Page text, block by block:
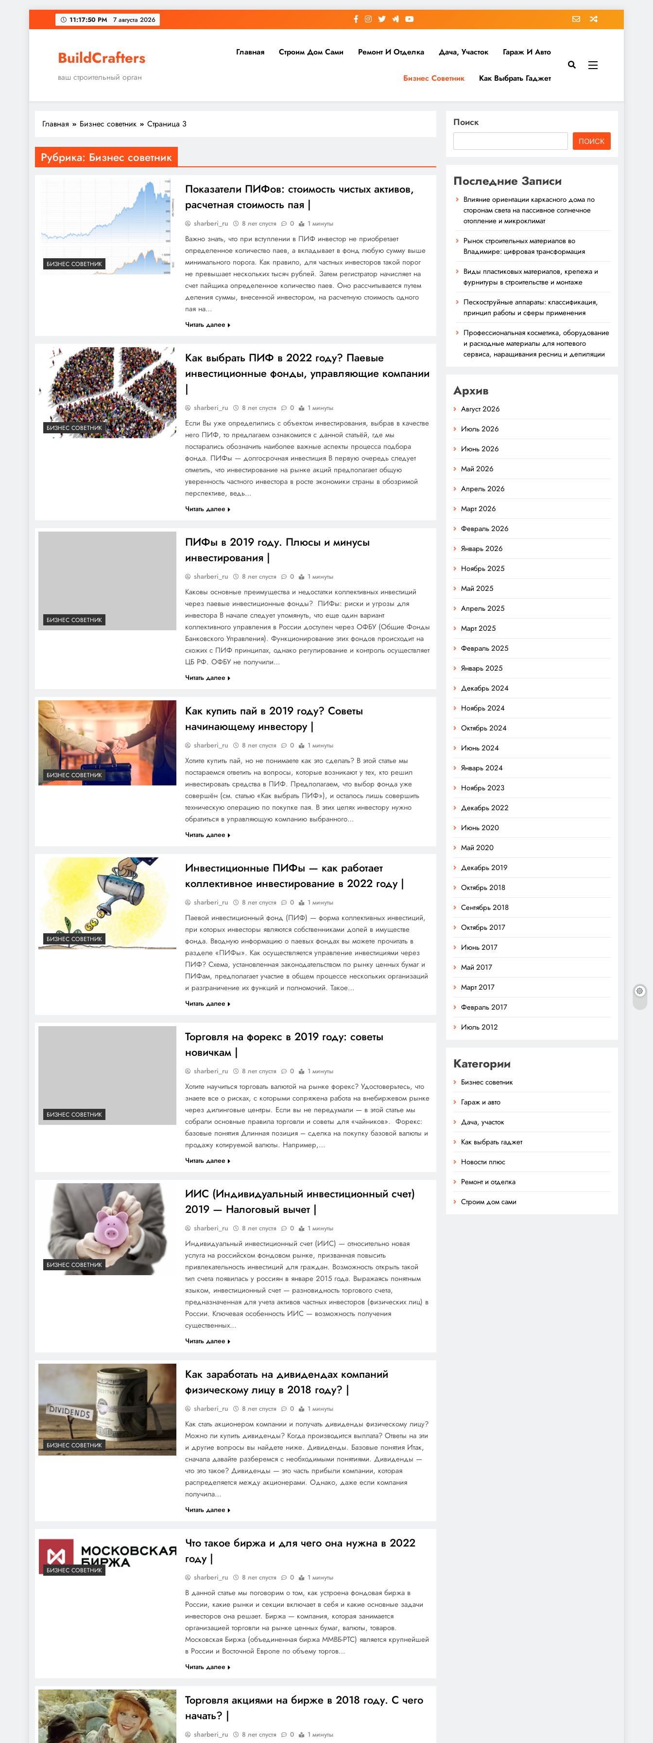
Перейти
к
11:17:51 PM 7 августа 2026
BuildCrafters
ваш строительный орган
Главная Строим Дом Сами Ремонт И Отделка Дача, Участок Гараж И Авто
Бизнес Советник Как Выбрать Гаджет
Главная Бизнес советник Страница 3
Рубрика: Бизнес советник
БИЗНЕС СОВЕТНИК
Показатели ПИФов: стоимость чистых активов,
расчетная стоимость пая |
sharberi_ru 8 лет спустя 0 1 минуты
Важно знать, что при вступлении в ПИФ инвестор не приобретает
определенное количество паев, а вкладывает в фонд любую сумму выше
минимального порога. Как правило, для частных инвесторов такой порог
не превышает нескольких тысяч рублей. Затем регистратор начисляет на
счет пайщика определенное количество паев. Оно рассчитывается путем
деления суммы, внесенной инвестором, на расчетную стоимость одного
пая на…
Читать далее
БИЗНЕС СОВЕТНИК
Как выбрать ПИФ в 2022 году? Паевые
инвестиционные фонды, управляющие компании
|
sharberi_ru 8 лет спустя 0 1 минуты
Если Вы уже определились с объектом инвестирования, выбрав в качестве
него ПИФ, то предлагаем ознакомится с данной статьёй, где мы
постарались обозначить наиболее важные аспекты процесса подбора
фонда. ПИФы — долгосрочная инвестиция В первую очередь следует
отметить, что инвестирование на рынке акций предполагает общую
уверенность частного инвестора в росте экономики страны в обозримой
перспективе, ведь…
Читать далее
БИЗНЕС СОВЕТНИК
ПИФы в 2019 году. Плюсы и минусы
инвестирования |
sharberi_ru 8 лет спустя 0 1 минуты
Каковы основные преимущества и недостатки коллективных инвестиций
через паевые инвестиционные фонды? ПИФы: риски и угрозы для
инвестора В начале следует упомянуть, что еще один вариант
коллективного управления в России доступен через ОФБУ (Общие Фонды
Банковского Управления). Функционирование этих фондов происходит на
схожих с ПИФ принципах, однако регулирование и контроль осуществляет
ЦБ РФ. ОФБУ не получили…
Читать далее
БИЗНЕС СОВЕТНИК
Как купить пай в 2019 году? Советы
начинающему инвестору |
sharberi_ru 8 лет спустя 0 1 минуты
Хотите купить пай, но не понимаете как это сделать? В этой статье мы
постараемся ответить на вопросы, которые возникают у тех, кто решил
инвестировать средства в ПИФ. Предполагаем, что выбор фонда уже
совершён (см. статью «Как выбрать ПИФ»), и осталось лишь совершить
техническую операцию по покупке пая. В этих целях инвестору нужно
обратиться в управляющую компанию выбранного…
Читать далее
БИЗНЕС СОВЕТНИК
Инвестиционные ПИФы — как работает
коллективное инвестирование в 2022 году |
sharberi_ru 8 лет спустя 0 1 минуты
Паевой инвестиционный фонд (ПИФ) — форма коллективных инвестиций,
при которых инвесторы являются собственниками долей в имуществе
фонда. Вводную информацию о паевых фондах вы можете прочитать в
разделе «ПИФы». Как осуществляется управление инвестициями через
ПИФ? Схема, установленная законодательством по рынку ценных бумаг и
ПИФам, предполагает участие в общем процессе нескольких организаций
и разграничение их функций и полномочий. Такое…
Читать далее
БИЗНЕС СОВЕТНИК
Торговля на форекс в 2019 году: советы
новичкам |
sharberi_ru 8 лет спустя 0 1 минуты
Хотите научиться торговать валютой на рынке форекс? Удостоверьтесь, что
знаете все о рисках, с которыми сопряжена работа на внебиржевом рынке
через дилинговые центры. Если вы не передумали — в этой статье мы
собрали основные правила торговли и советы для «чайников». Форекс:
базовые понятия Длинная позиция – сделка на покупку базовой валюты и
продажу котируемой валюты. Например,…
Читать далее
БИЗНЕС СОВЕТНИК
ИИС (Индивидуальный инвестиционный счет)
2019 — Налоговый вычет |
sharberi_ru 8 лет спустя 0 1 минуты
Индивидуальный инвестиционный счет (ИИС) — относительно новая
услуга на российском фондовом рынке, призванная повысить
привлекательность инвестиций для граждан. Возможность открыть такой
тип счета появилась у россиян в январе 2015 года. Выражаясь понятным
языком, инвестиционный счет — разновидность торгового счета,
предназначенная для учета активов частных инвесторов (физических лиц) в
России. Ключевая особенность ИИС — возможность получения
существенных…
Читать далее
БИЗНЕС СОВЕТНИК
Как заработать на дивидендах компаний
физическому лицу в 2018 году? |
sharberi_ru 8 лет спустя 0 1 минуты
Как стать акционером компании и получать дивиденды физическому лицу?
Можно ли купить дивиденды? Когда производится выплата? Ответы на эти
и другие вопросы вы найдете ниже. Дивиденды. Базовые понятия Итак,
сначала давайте разберемся с необходимыми понятиями. Дивиденды —
что это такое? Дивиденды — это часть прибыли компании, которая
распределяется между акционерами. Однако, даже если компания
получила…
Читать далее
БИЗНЕС СОВЕТНИК
Что такое биржа и для чего она нужна в 2022
году |
sharberi_ru 8 лет спустя 0 1 минуты
В данной статье мы поговорим о том, как устроена фондовая биржа в
России, какие рынки и секции включает в себя и какие основные задачи
инвесторов она решает. Биржа — компания, которая занимается
организацией торговли на рынке ценных бумаг, валюты, товаров.
Московская Биржа (объединенная биржа ММВБ-РТС) является крупнейшей
в России и Восточной Европе по объему торгов…
Читать далее
Торговля акциями на бирже в 2018 году. С чего
начать? |
sharberi_ru 8 лет спустя 0 1 минуты
Поиск
ПОИСК
Последние Записи
Влияние ориентации каркасного дома по
сторонам света на пассивное солнечное
отопление и микроклимат
Рынок строительных материалов во
Владимире: цифровая трансформация
Виды пластиковых материалов, крепежа и
фурнитуры в строительстве и монтаже
Пескоструйные аппараты: классификация,
принцип работы и сферы применения
Профессиональная косметика, оборудование
и расходные материалы для ногтевого
сервиса, наращивания ресниц и депиляции
Архив
Август 2026
Июль 2026
Июнь 2026
Май 2026
Апрель 2026
Март 2026
Февраль 2026
Январь 2026
Ноябрь 2025
Май 2025
Апрель 2025
Март 2025
Февраль 2025
Январь 2025
Декабрь 2024
Ноябрь 2024
Октябрь 2024
Июнь 2024
Январь 2024
Ноябрь 2023
Декабрь 2022
Июнь 2020
Май 2020
Декабрь 2019
Октябрь 2018
Сентябрь 2018
Октябрь 2017
Июнь 2017
Май 2017
Март 2017
Февраль 2017
Июль 2012
Категории
Бизнес советник
Гараж и авто
Дача, участок
Как выбрать гаджет
Новости плюс
Ремонт и отделка
Строим дом сами